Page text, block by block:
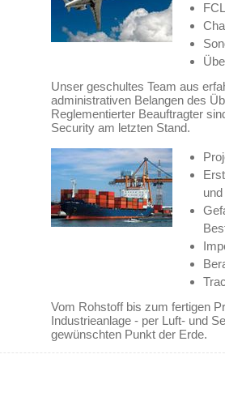
Unser geschultes Team aus
administrativen Belangen des
Reglementierter Beauftragter
Security am letzten Stand.
Vom Rohstoff bis zum fertigen
Industrieanlage - per Luft- und
gewünschten Punkt der Erde.